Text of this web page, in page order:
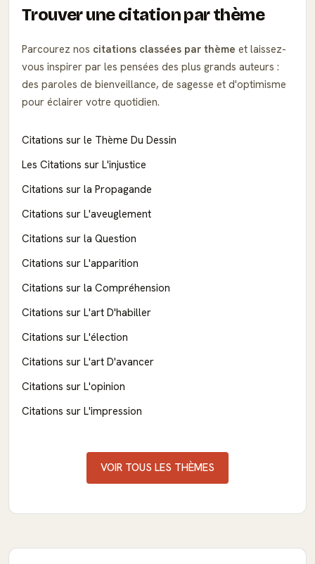
Trouver une citation par thème
Parcourez nos citations classées par thème et laissez-
vous inspirer par les pensées des plus grands auteurs :
des paroles de bienveillance, de sagesse et d'optimisme
pour éclairer votre quotidien.
Citations sur le Thème Du Dessin
Les Citations sur L'injustice
Citations sur la Propagande
Citations sur L'aveuglement
Citations sur la Question
Citations sur L'apparition
Citations sur la Compréhension
Citations sur L'art D'habiller
Citations sur L'élection
Citations sur L'art D'avancer
Citations sur L'opinion
Citations sur L'impression
VOIR TOUS LES THÈMES